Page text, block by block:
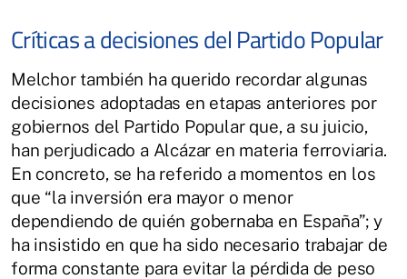
Críticas a decisiones del Partido Popular
Melchor también ha querido recordar algunas
decisiones adoptadas en etapas anteriores por
gobiernos del Partido Popular que, a su juicio,
han perjudicado a Alcázar en materia ferroviaria.
En concreto, se ha referido a momentos en los
que “la inversión era mayor o menor
dependiendo de quién gobernaba en España”; y
ha insistido en que ha sido necesario trabajar de
forma constante para evitar la pérdida de peso